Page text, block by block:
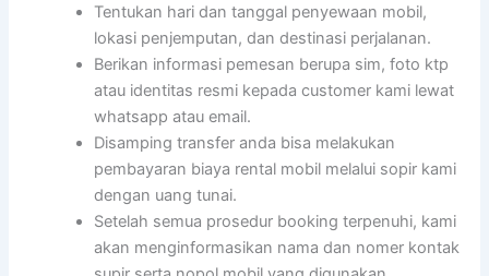
Tentukan hari dan tanggal penyewaan mobil,
lokasi penjemputan, dan destinasi perjalanan.
Berikan informasi pemesan berupa sim, foto ktp
atau identitas resmi kepada customer kami lewat
whatsapp atau email.
Disamping transfer anda bisa melakukan
pembayaran biaya rental mobil melalui sopir kami
dengan uang tunai.
Setelah semua prosedur booking terpenuhi, kami
akan menginformasikan nama dan nomer kontak